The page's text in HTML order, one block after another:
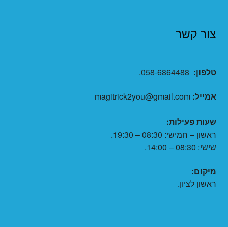
צור קשר
טלפון: 058-6864488
.
אמייל:
שעות פעילות:
ראשון – חמישי: 08:30 – 19:30.
שישי: 08:30 – 14:00.
מיקום:
ראשון לציון.